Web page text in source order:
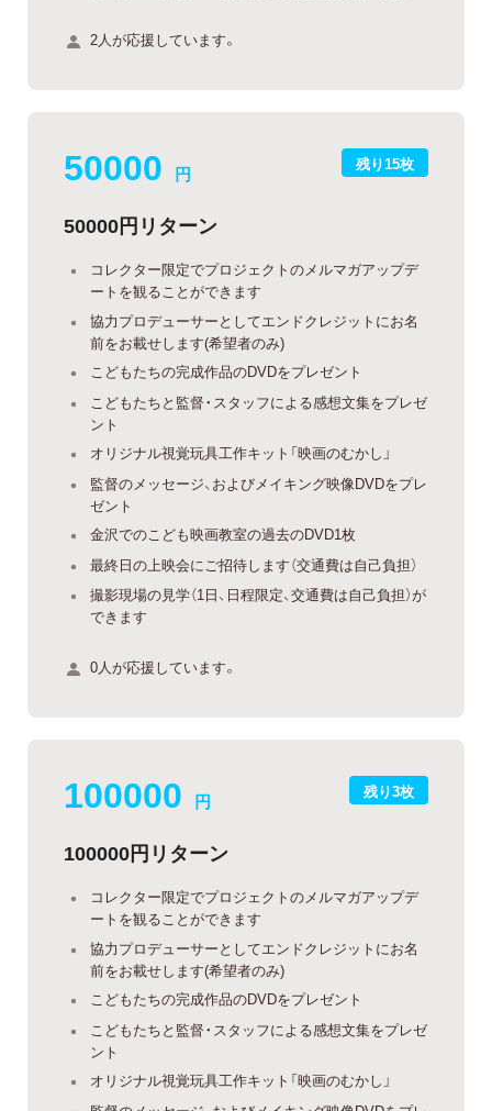
2人が応援しています。
残り15枚
50000 円
50000円リターン
コレクター限定でプロジェクトのメルマガアップデ
ートを観ることができます
協力プロデューサーとしてエンドクレジットにお名
前をお載せします(希望者のみ)
こどもたちの完成作品のDVDをプレゼント
こどもたちと監督・スタッフによる感想文集をプレゼ
ント
オリジナル視覚玩具工作キット「映画のむかし」
監督のメッセージ、およびメイキング映像DVDをプレ
ゼント
金沢でのこども映画教室の過去のDVD1枚
最終日の上映会にご招待します（交通費は自己負担）
撮影現場の見学（1日、日程限定、交通費は自己負担）が
できます
0人が応援しています。
残り3枚
100000 円
100000円リターン
コレクター限定でプロジェクトのメルマガアップデ
ートを観ることができます
協力プロデューサーとしてエンドクレジットにお名
前をお載せします(希望者のみ)
こどもたちの完成作品のDVDをプレゼント
こどもたちと監督・スタッフによる感想文集をプレゼ
ント
オリジナル視覚玩具工作キット「映画のむかし」